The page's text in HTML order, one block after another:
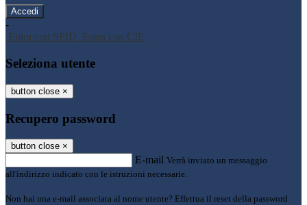
-
Entra con SPID Entra con CIE
Seleziona utente
button close ×
Recupero password
button close ×
E-mail Verrà inviato un messaggio
all'indirizzo indicato con le istruzioni necessarie.
Non hai una e-mail associata al nome utente? Effettua il reset della password